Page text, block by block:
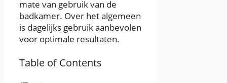
mate van gebruik van de
badkamer. Over het algemeen
is dagelijks gebruik aanbevolen
voor optimale resultaten.
Table of Contents